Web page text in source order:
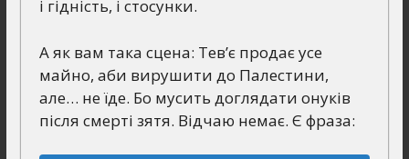
і гідність, і стосунки.
А як вам така сцена: Тев’є продає усе
майно, аби вирушити до Палестини,
але… не їде. Бо мусить доглядати онуків
після смерті зятя. Відчаю немає. Є фраза: